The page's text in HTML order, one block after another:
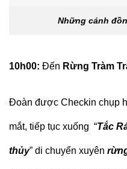
Những cánh
10h00: Đến Rừng Tràm
Đoàn được Checkin chụp
mắt, tiếp tục xuống “Tắc
thủy” di chuyển xuyên